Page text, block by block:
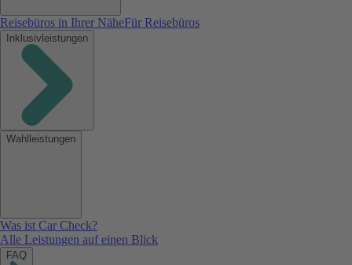
Reisebüros in Ihrer NäheFür Reisebüros
Inklusivleistungen
Wahlleistungen
Was ist Car Check?
Alle Leistungen auf einen Blick
FAQ